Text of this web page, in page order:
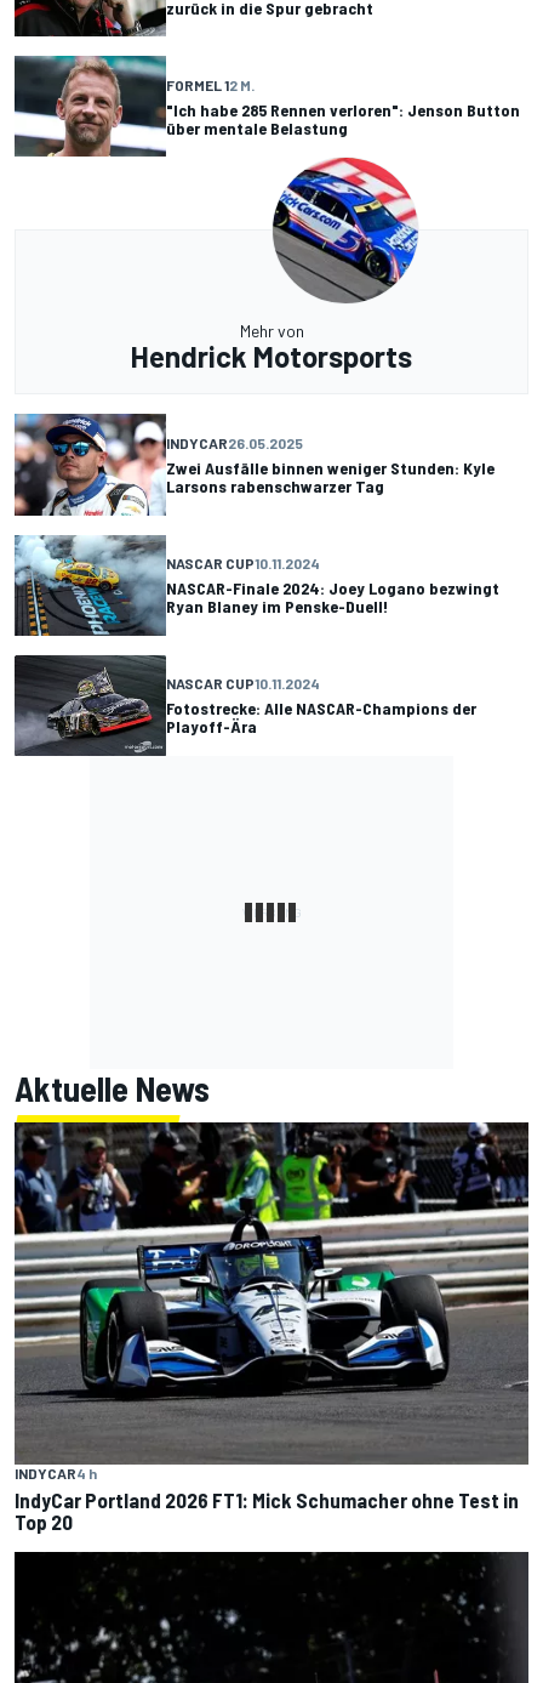
zurück in die Spur gebracht
FORMEL 12 M.
"Ich habe 285 Rennen verloren": Jenson Button
über mentale Belastung
Mehr von
Hendrick Motorsports
INDYCAR26.05.2025
Zwei Ausfälle binnen weniger Stunden: Kyle
Larsons rabenschwarzer Tag
NASCAR CUP10.11.2024
NASCAR-Finale 2024: Joey Logano bezwingt
Ryan Blaney im Penske-Duell!
NASCAR CUP10.11.2024
Fotostrecke: Alle NASCAR-Champions der
Playoff-Ära
Aktuelle News
INDYCAR4 h
IndyCar Portland 2026 FT1: Mick Schumacher ohne Test in
Top 20